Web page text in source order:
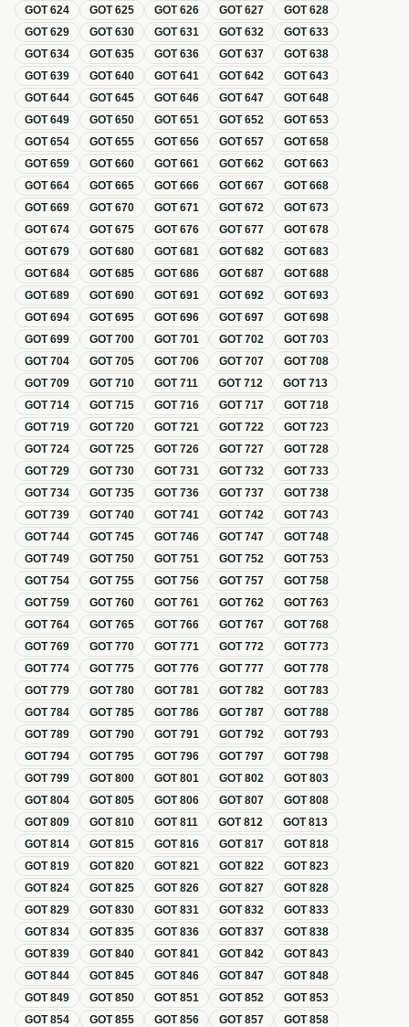
GOT624 GOT625 GOT626 GOT627 GOT628
GOT629 GOT630 GOT631 GOT632 GOT633
GOT634 GOT635 GOT636 GOT637 GOT638
GOT639 GOT640 GOT641 GOT642 GOT643
GOT644 GOT645 GOT646 GOT647 GOT648
GOT649 GOT650 GOT651 GOT652 GOT653
GOT654 GOT655 GOT656 GOT657 GOT658
GOT659 GOT660 GOT661 GOT662 GOT663
GOT664 GOT665 GOT666 GOT667 GOT668
GOT669 GOT670 GOT671 GOT672 GOT673
GOT674 GOT675 GOT676 GOT677 GOT678
GOT679 GOT680 GOT681 GOT682 GOT683
GOT684 GOT685 GOT686 GOT687 GOT688
GOT689 GOT690 GOT691 GOT692 GOT693
GOT694 GOT695 GOT696 GOT697 GOT698
GOT699 GOT700 GOT701 GOT702 GOT703
GOT704 GOT705 GOT706 GOT707 GOT708
GOT709 GOT710 GOT711 GOT712 GOT713
GOT714 GOT715 GOT716 GOT717 GOT718
GOT719 GOT720 GOT721 GOT722 GOT723
GOT724 GOT725 GOT726 GOT727 GOT728
GOT729 GOT730 GOT731 GOT732 GOT733
GOT734 GOT735 GOT736 GOT737 GOT738
GOT739 GOT740 GOT741 GOT742 GOT743
GOT744 GOT745 GOT746 GOT747 GOT748
GOT749 GOT750 GOT751 GOT752 GOT753
GOT754 GOT755 GOT756 GOT757 GOT758
GOT759 GOT760 GOT761 GOT762 GOT763
GOT764 GOT765 GOT766 GOT767 GOT768
GOT769 GOT770 GOT771 GOT772 GOT773
GOT774 GOT775 GOT776 GOT777 GOT778
GOT779 GOT780 GOT781 GOT782 GOT783
GOT784 GOT785 GOT786 GOT787 GOT788
GOT789 GOT790 GOT791 GOT792 GOT793
GOT794 GOT795 GOT796 GOT797 GOT798
GOT799 GOT800 GOT801 GOT802 GOT803
GOT804 GOT805 GOT806 GOT807 GOT808
GOT809 GOT810 GOT811 GOT812 GOT813
GOT814 GOT815 GOT816 GOT817 GOT818
GOT819 GOT820 GOT821 GOT822 GOT823
GOT824 GOT825 GOT826 GOT827 GOT828
GOT829 GOT830 GOT831 GOT832 GOT833
GOT834 GOT835 GOT836 GOT837 GOT838
GOT839 GOT840 GOT841 GOT842 GOT843
GOT844 GOT845 GOT846 GOT847 GOT848
GOT849 GOT850 GOT851 GOT852 GOT853
GOT854 GOT855 GOT856 GOT857 GOT858